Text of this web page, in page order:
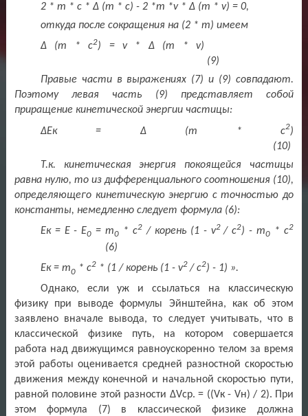
2 * m * c* Δ (m * c) - 2 *m *v * Δ (m * v) = 0,
откуда после сокращения на (2 * m) имеем
Δ (m *c2) = v * Δ (m * v)
(9)
Правые части в выражениях (7) и (9) совпадают.
Поэтому левая часть (9) представляет собой
приращение кинетической энергии частицы:
ΔЕк = Δ (m * c2)
(10)
Т.к. кинетическая энергия покоящейся частицы
равна нулю, то из дифференциального соотношения (10),
определяющего кинетическую энергию с точностью до
константы, немедленно следует формула (6):
Eк = E -E0 =m0 * c2 / корень (1 - v2 /c2) -m0 * c2
(6)
Eк = m0* c2 * (1 / корень (1 - v2 /c2) - 1) ».
Однако, если уж и ссылаться на классическую
физику при выводе формулы Эйнштейна, как об этом
заявлено вначале вывода, то следует учитывать, что в
классической физике путь, на котором совершается
работа над движущимся равноускоренно телом за время
этой работы оценивается средней разностной скоростью
движения между конечной и начальной скоростью пути,
равной половине этой разности ΔVср. = ((Vк - Vн) / 2). При
этом формула (7) в классической физике должна